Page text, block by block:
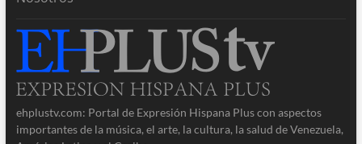
ehplustv.com: Portal de Expresión Hispana Plus con aspectos
importantes de la música, el arte, la cultura, la salud de Venezuela,